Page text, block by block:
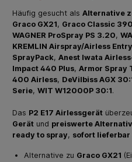
Häufig gesucht als Alternative
Graco GX21, Graco Classic
WAGNER ProSpray PS 3.20,
KREMLIN Airspray/Airless Entry
SprayPack, Anest Iwata
Impact 440 Plus, Armor Spray
400 Airless, DeVilbiss AGX
Serie, WIT W12000P 30:1.
Das P2 E17 Airlessgerät
Gerät und preiswerte
ready to spray, sofort lieferbar
Alternative zu Graco GX21